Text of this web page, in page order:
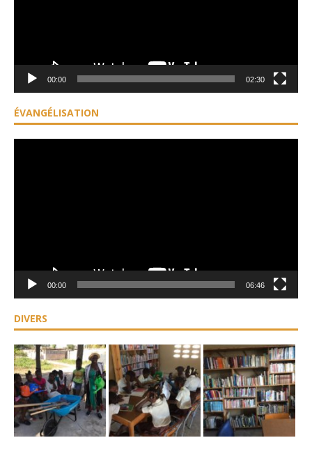
00:00 02:30
ÉVANGÉLISATION
00:00 06:46
DIVERS